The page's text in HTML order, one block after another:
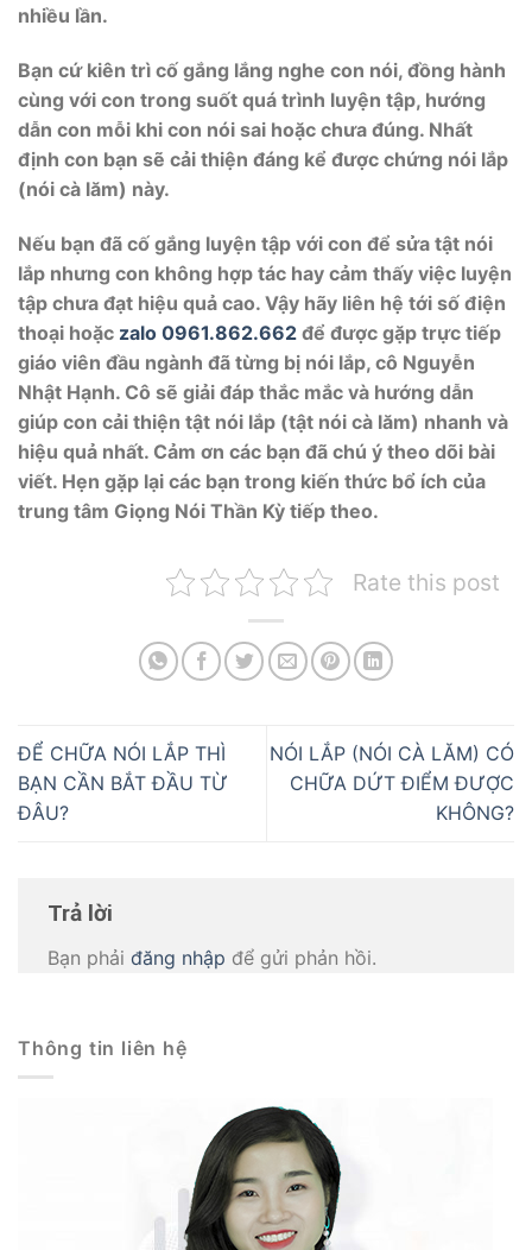
nhiều lần.
Bạn cứ kiên trì cố gắng lắng nghe con nói, đồng hành
cùng với con trong suốt quá trình luyện tập, hướng
dẫn con mỗi khi con nói sai hoặc chưa đúng. Nhất
định con bạn sẽ cải thiện đáng kể được chứng nói lắp
(nói cà lăm) này.
Nếu bạn đã cố gắng luyện tập với con để sửa tật nói
lắp nhưng con không hợp tác hay cảm thấy việc luyện
tập chưa đạt hiệu quả cao. Vậy hãy liên hệ tới số điện
thoại hoặc zalo 0961.862.662 để được gặp trực tiếp
giáo viên đầu ngành đã từng bị nói lắp, cô Nguyễn
Nhật Hạnh. Cô sẽ giải đáp thắc mắc và hướng dẫn
giúp con cải thiện tật nói lắp (tật nói cà lăm) nhanh và
hiệu quả nhất. Cảm ơn các bạn đã chú ý theo dõi bài
viết. Hẹn gặp lại các bạn trong kiến thức bổ ích của
trung tâm Giọng Nói Thần Kỳ tiếp theo.
Rate this post
ĐỂ CHỮA NÓI LẮP THÌ
BẠN CẦN BẮT ĐẦU TỪ
ĐÂU?
NÓI LẮP (NÓI CÀ LĂM) CÓ
CHỮA DỨT ĐIỂM ĐƯỢC
KHÔNG?
Trả lời
Bạn phải đăng nhập để gửi phản hồi.
Thông tin liên hệ